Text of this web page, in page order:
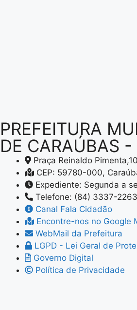
PREFEITURA
DE CARAÚBAS -
Praça Reinaldo
CEP: 59780-000,
Expediente: Segunda a
Telefone: (84) 3337-2263
Canal Fala Cidadão
Encontre-nos no Google
WebMail da Prefeitura
LGPD - Lei Geral de
Governo Digital
Política de Privacidade